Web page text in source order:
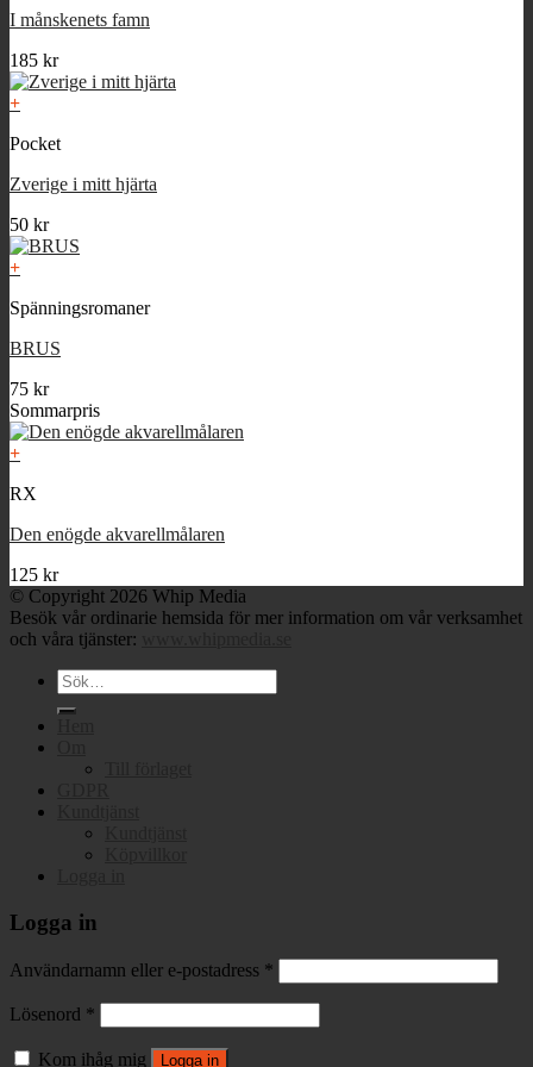
I månskenets famn
185 kr
+
Pocket
Zverige i mitt hjärta
50 kr
+
Spänningsromaner
BRUS
75 kr
Sommarpris
+
RX
Den enögde akvarellmålaren
125 kr
© Copyright 2026 Whip Media
Besök vår ordinarie hemsida för mer information om vår verksamhet
och våra tjänster:
Sök
efter:
Logga in
Användarnamn eller e-postadress *
Lösenord *
Kom ihåg mig Logga in